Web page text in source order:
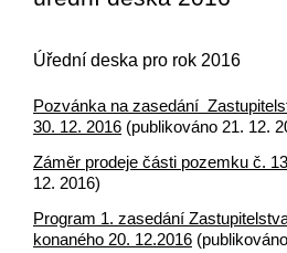
Úřední deska pro rok 2016
Pozvánka na zasedání
30. 12. 2016 (publikováno 21. 12.
Záměr prodeje části pozemku č.
12. 2016)
Program 1. zasedání
konaného 20. 12.2016